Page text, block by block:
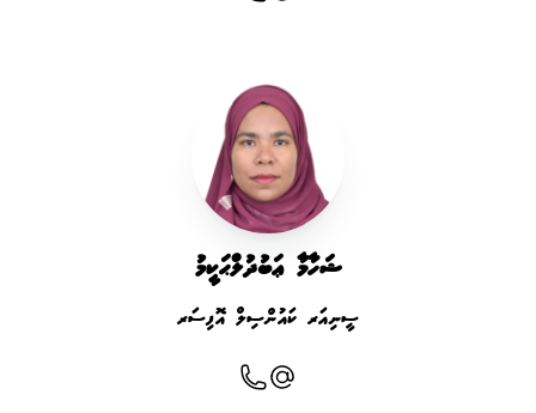
ޝަހާމާ ޢަބުދުލްޙަކީމު
ސީނިއަރ ކައުންސިލް އޮފިސަރ